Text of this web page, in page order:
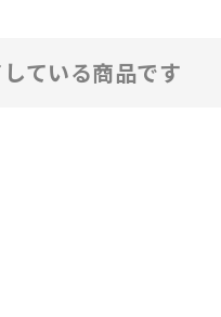
ている商品です